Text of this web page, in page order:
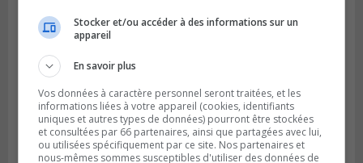
Publié le 1 août 2026 à 16h03
Stocker et/ou accéder à des informations sur un
appareil
En savoir plus
Vos données à caractère personnel seront traitées, et les
informations liées à votre appareil (cookies, identifiants
uniques et autres types de données) pourront être stockées
et consultées par 66 partenaires, ainsi que partagées avec lui,
ou utilisées spécifiquement par ce site. Nos partenaires et
nous-mêmes sommes susceptibles d'utiliser des données de